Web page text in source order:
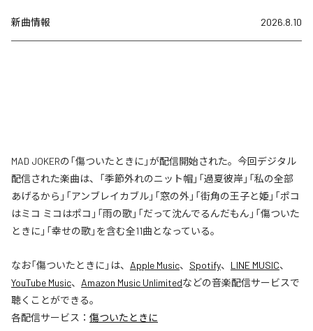
新曲情報 2026.8.10
MAD JOKERの「傷ついたときに」が配信開始された。今回デジタル
配信された楽曲は、「季節外れのニット帽」「過夏彼岸」「私の全部
あげるから」「アンブレイカブル」「窓の外」「街角の王子と姫」「ポコ
はミコ ミコはポコ」「雨の歌」「だって沈んでるんだもん」「傷ついた
ときに」「幸せの歌」を含む全11曲となっている。
なお「傷ついたときに 」は、 Apple Music、 Spotify、 LINE MUSIC、
YouTube Music、 Amazon Music Unlimitedなどの音楽配信サービスで
聴くことができる。
各配信サービス： 傷ついたときに